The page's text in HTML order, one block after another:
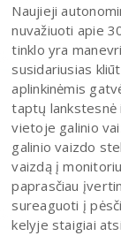
Naujieji
nuvažiuoti apie
tinklo yra
susidariusias
aplinkinėmis
taptų
vietoje galinio
galinio vaizdo
vaizdą į
paprasčiau
sureaguoti į
kelyje staigiai